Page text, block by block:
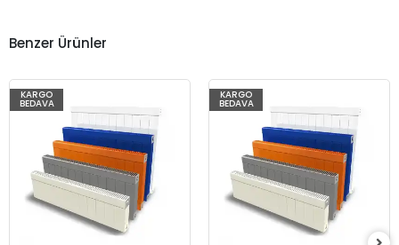
Benzer Ürünler
KARGO
BEDAVA
KARGO
BEDAVA